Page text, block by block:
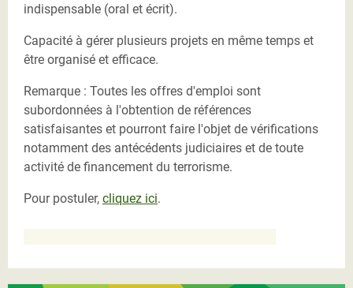
indispensable (oral et écrit).
Capacité à gérer plusieurs projets en même temps et
être organisé et efficace.
Remarque : Toutes les offres d'emploi sont
subordonnées à l'obtention de références
satisfaisantes et pourront faire l'objet de vérifications
notamment des antécédents judiciaires et de toute
activité de financement du terrorisme.
Pour postuler, cliquez ici.